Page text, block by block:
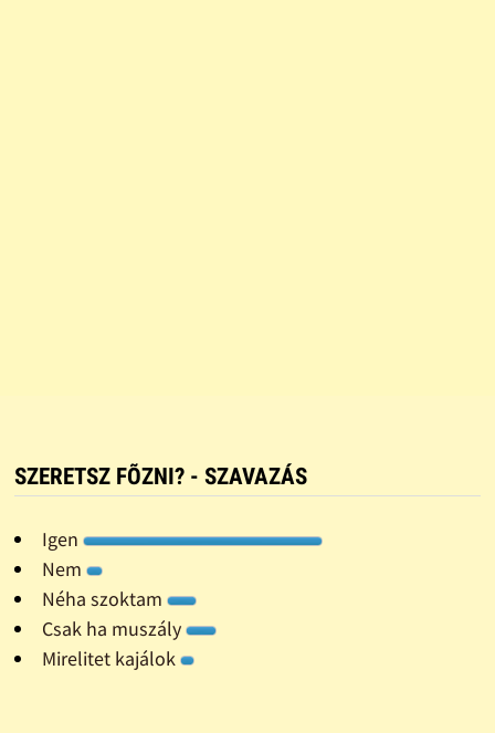
SZERETSZ FÕZNI? - SZAVAZÁS
Igen
Nem
Néha szoktam
Csak ha muszály
Mirelitet kajálok